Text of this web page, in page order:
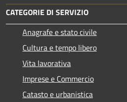
CATEGORIE DI SERVIZIO
Anagrafe e stato civile
Cultura e tempo libero
Vita lavorativa
Imprese e Commercio
Catasto e urbanistica